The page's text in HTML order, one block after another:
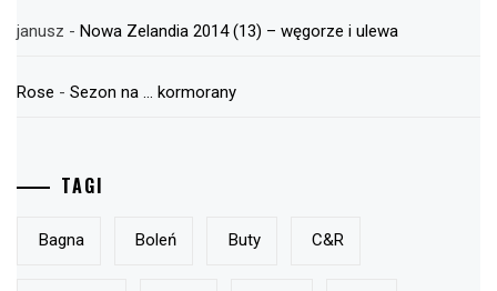
janusz - Nowa Zelandia 2014 (13) – węgorze i ulewa
Rose - Sezon na … kormorany
TAGI
Bagna Boleń Buty C&r